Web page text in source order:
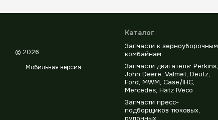
© 2026
Мобильная версия
Каталог
Запчасти к зерноуборочным
комбайнам
Запчасти двигателя: Perkins,
John Deere, Valmet, Deutz,
Ford, MWM, Case/IHC,
Mercedes, Hatz IVeco
Запчасти пресс-
подборщиков тюковых,